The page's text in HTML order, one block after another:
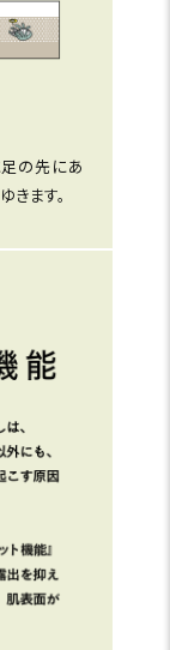
の先にあ
ます。